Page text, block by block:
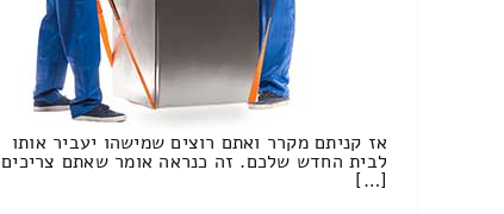
אז קניתם מקרר ואתם רוצים שמישהו יעביר אותו
לבית החדש שלכם. זה כנראה אומר שאתם צריכים
[…]